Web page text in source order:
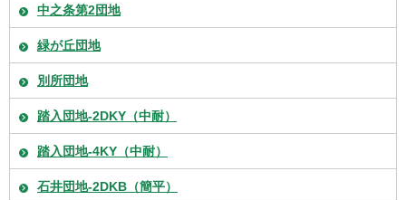
中之条第2団地
緑が丘団地
別所団地
踏入団地-2DKY（中耐）
踏入団地-4KY（中耐）
石井団地-2DKB（簡平）